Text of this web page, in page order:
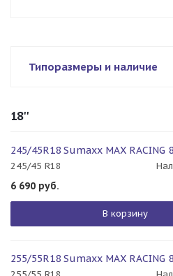
Типоразмеры и наличие
18''
245/45R18 Sumaxx MAX RACING
245/45 R18
6 690 руб.
В корзину
255/55R18 Sumaxx MAX RACING